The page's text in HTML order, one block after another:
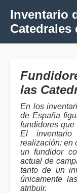
Inventario
Catedrales
las
En los
de España
fundidores
El
realización: en
un fundidor
actual de
tanto de un
únicamente
atribuir.